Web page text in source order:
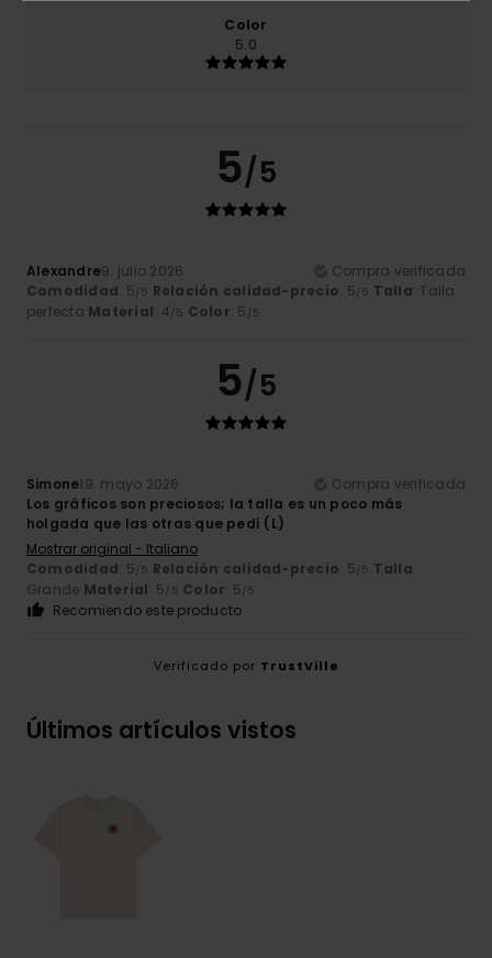
Color
5.0
5/5
Alexandre9. julio 2026
Compra verificada
Comodidad: 5/5 Relación calidad-precio: 5/5 Talla: Talla
perfecta Material: 4/5 Color: 5 /5
5/5
Simone19. mayo 2026
Compra verificada
Los gráficos son preciosos; la talla es un poco más
holgada que las otras que pedí (L)
Mostrar original - Italiano
Comodidad: 5/5 Relación calidad-precio: 5/5 Talla:
Grande Material: 5/5 Color: 5/5
Recomiendo este producto
Verificado por TrustVille
Últimos artículos vistos